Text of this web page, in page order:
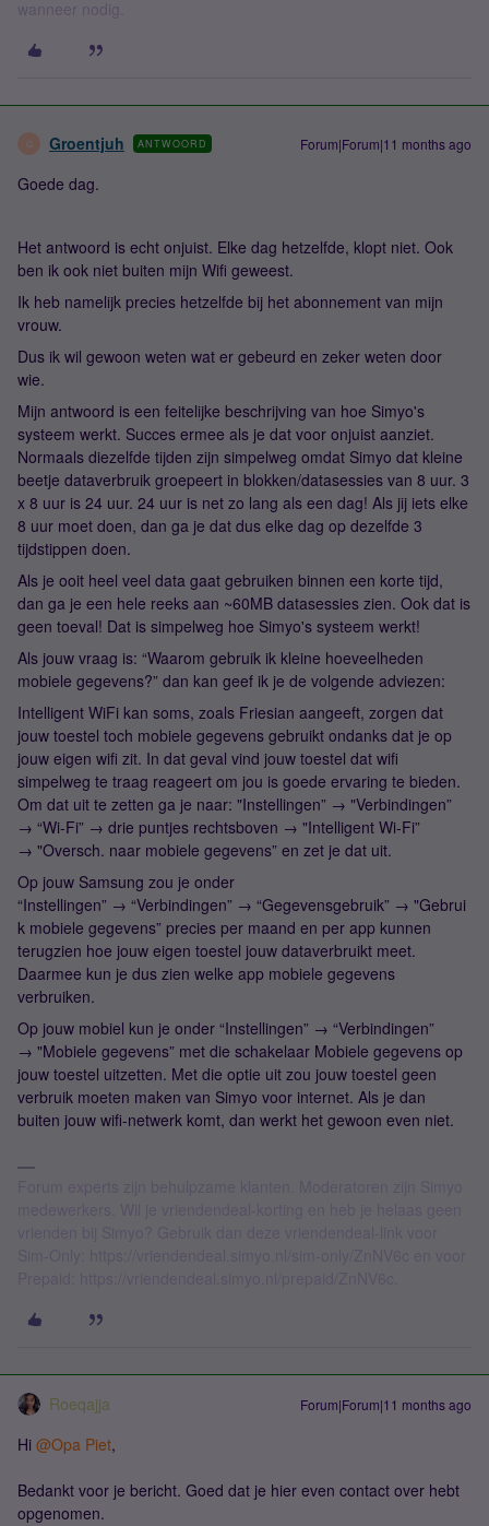
wanneer nodig.
G Groentjuh ANTWOORD Forum|Forum|11 months ago
Goede dag.
Het antwoord is echt onjuist. Elke dag hetzelfde, klopt niet. Ook
ben ik ook niet buiten mijn Wifi geweest.
Ik heb namelijk precies hetzelfde bij het abonnement van mijn
vrouw.
Dus ik wil gewoon weten wat er gebeurd en zeker weten door
wie.
Mijn antwoord is een feitelijke beschrijving van hoe Simyo's
systeem werkt. Succes ermee als je dat voor onjuist aanziet.
Normaals diezelfde tijden zijn simpelweg omdat Simyo dat kleine
beetje dataverbruik groepeert in blokken/datasessies van 8 uur. 3
x 8 uur is 24 uur. 24 uur is net zo lang als een dag! Als jij iets elke
8 uur moet doen, dan ga je dat dus elke dag op dezelfde 3
tijdstippen doen.
Als je ooit heel veel data gaat gebruiken binnen een korte tijd,
dan ga je een hele reeks aan ~60MB datasessies zien. Ook dat is
geen toeval! Dat is simpelweg hoe Simyo's systeem werkt!
Als jouw vraag is: “Waarom gebruik ik kleine hoeveelheden
mobiele gegevens?” dan kan geef ik je de volgende adviezen:
Intelligent WiFi kan soms, zoals Friesian aangeeft, zorgen dat
jouw toestel toch mobiele gegevens gebruikt ondanks dat je op
jouw eigen wifi zit. In dat geval vind jouw toestel dat wifi
simpelweg te traag reageert om jou is goede ervaring te bieden.
Om dat uit te zetten ga je naar: "Instellingen” → "Verbindingen”
→ “Wi-Fi” → drie puntjes rechtsboven → "Intelligent Wi-Fi”
→ "Oversch. naar mobiele gegevens” en zet je dat uit.
Op jouw Samsung zou je onder
“Instellingen” → “Verbindingen” → “Gegevensgebruik” → "Gebrui
k mobiele gegevens” precies per maand en per app kunnen
terugzien hoe jouw eigen toestel jouw dataverbruikt meet.
Daarmee kun je dus zien welke app mobiele gegevens
verbruiken.
Op jouw mobiel kun je onder “Instellingen” → “Verbindingen”
→ "Mobiele gegevens” met die schakelaar Mobiele gegevens op
jouw toestel uitzetten. Met die optie uit zou jouw toestel geen
verbruik moeten maken van Simyo voor internet. Als je dan
buiten jouw wifi-netwerk komt, dan werkt het gewoon even niet.
Roeqajja Forum|Forum|11 months ago
Hi ​ @Opa Piet,
Bedankt voor je bericht. Goed dat je hier even contact over hebt
opgenomen.